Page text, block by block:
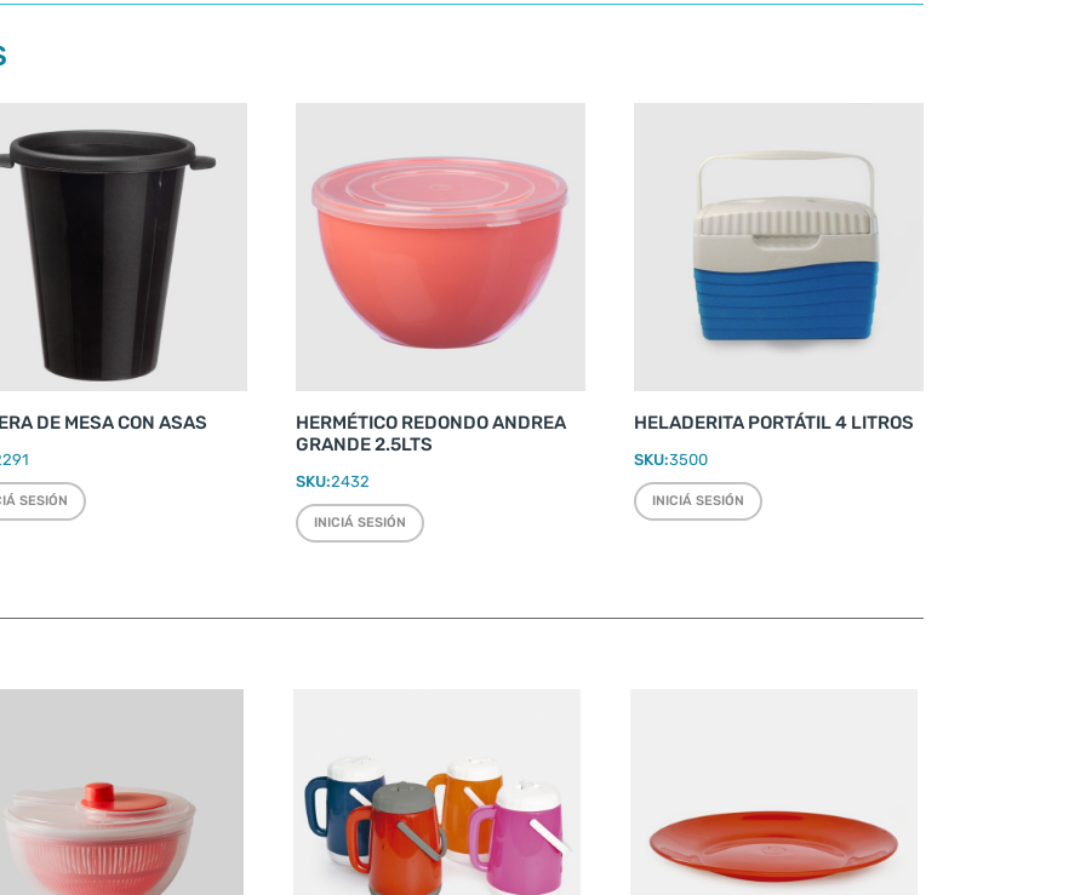
DE MESA CON ASAS
SESIÓN
HERMÉTICO REDONDO ANDREA
GRANDE 2.5LTS
SKU:2432
INICIÁ SESIÓN
HELADERITA PORTÁTIL 4 LITROS
SKU:3500
INICIÁ SESIÓN